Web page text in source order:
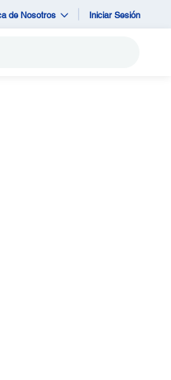
de Nosotros Iniciar Sesión